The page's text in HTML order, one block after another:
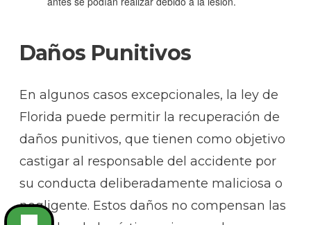
Daños Punitivos
En algunos casos excepcionales, la ley de
Florida puede permitir la recuperación de
daños punitivos, que tienen como objetivo
castigar al responsable del accidente por
su conducta deliberadamente maliciosa o
negligente. Estos daños no compensan las